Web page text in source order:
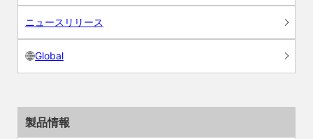
ニュースリリース
Global
製品情報